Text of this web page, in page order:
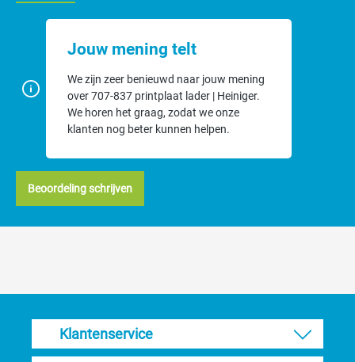
Jouw mening telt
We zijn zeer benieuwd naar jouw mening
over 707-837 printplaat lader | Heiniger.
We horen het graag, zodat we onze
klanten nog beter kunnen helpen.
Beoordeling schrijven
Klantenservice